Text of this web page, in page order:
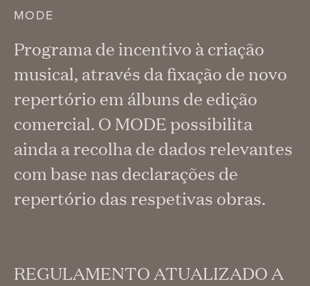
MODE
Programa de incentivo à criação
musical, através da fixação de novo
repertório em álbuns de edição
comercial. O MODE possibilita
ainda a recolha de dados relevantes
com base nas declarações de
repertório das respetivas obras.
REGULAMENTO ATUALIZADO A